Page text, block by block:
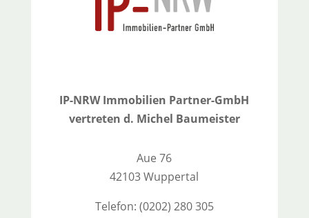
IP-NRW Immobilien Partner-GmbH
vertreten d. Michel Baumeister
Aue 76
42103 Wuppertal
Telefon: (0202) 280 305